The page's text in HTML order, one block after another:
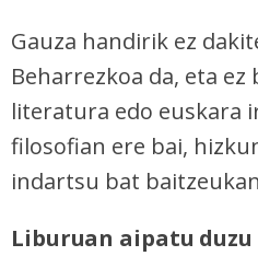
Gauza handirik ez
Beharrezkoa da, eta
literatura edo euskara
filosofian ere bai,
indartsu bat
Liburuan aipatu